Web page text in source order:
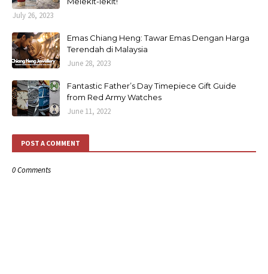
July 26, 2023
Emas Chiang Heng: Tawar Emas Dengan Harga
Terendah di Malaysia
June 28, 2023
Fantastic Father’s Day Timepiece Gift Guide
from Red Army Watches
June 11, 2022
POST A COMMENT
0 Comments